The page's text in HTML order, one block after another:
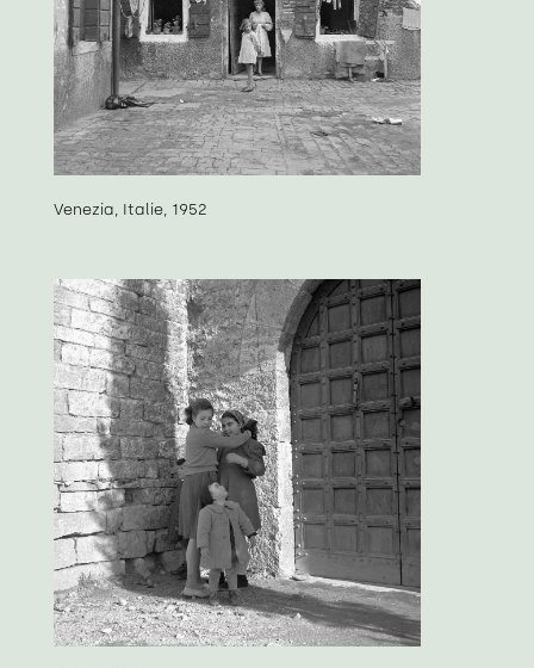
Venezia, Italie, 1952